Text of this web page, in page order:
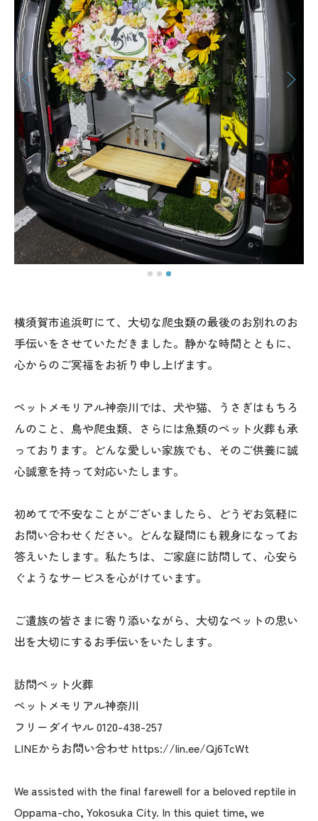
横須賀市追浜町にて、大切な爬虫類の最後のお別れのお
手伝いをさせていただきました。静かな時間とともに、
心からのご冥福をお祈り申し上げます。
ペットメモリアル神奈川では、犬や猫、うさぎはもちろ
んのこと、鳥や爬虫類、さらには魚類のペット火葬も承
っております。どんな愛しい家族でも、そのご供養に誠
心誠意を持って対応いたします。
初めてで不安なことがございましたら、どうぞお気軽に
お問い合わせください。どんな疑問にも親身になってお
答えいたします。私たちは、ご家庭に訪問して、心安ら
ぐようなサービスを心がけています。
ご遺族の皆さまに寄り添いながら、大切なペットの思い
出を大切にするお手伝いをいたします。
訪問ペット火葬
ペットメモリアル神奈川
フリーダイヤル 0120-438-257
LINEからお問い合わせ https://lin.ee/Qj6TcWt
We assisted with the final farewell for a beloved reptile in
Oppama-cho, Yokosuka City. In this quiet time, we